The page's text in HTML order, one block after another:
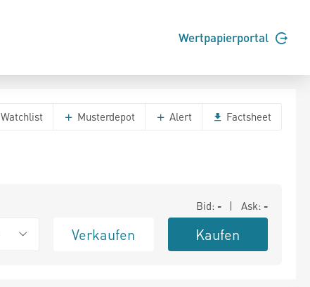
Wertpapierportal
Watchlist Musterdepot Alert Factsheet
Bid: - | Ask: -
Verkaufen Kaufen